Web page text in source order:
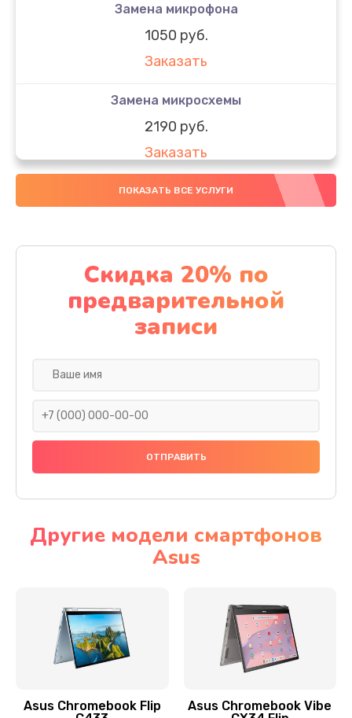
Замена микрофона
1050 руб.
Заказать
Замена микросхемы
2190 руб.
Заказать
Замена передней камеры
Заказать
Замена полифонического динамика
390 руб.
Заказать
Сбор/Разбор
Чистка динамика и микрофонов (с разбором)
Замена кнопки Home (домой)
Заказать
ПОКАЗАТЬ ВСЕ УСЛУГИ
Скидка 20% по
предварительной
записи
Другие модели смартфонов
Asus
Asus Chromebook Flip
Asus Chromebook Vibe